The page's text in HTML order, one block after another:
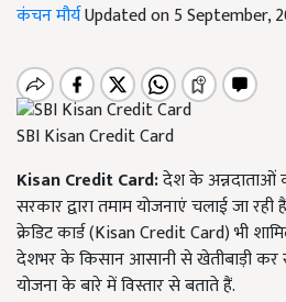
कंचन मौर्यUpdated on 5 September,
SBI Kisan Credit Card
Kisan Credit Card:देश के अन्नदाताओं
सरकार द्वारा तमाम योजनाएं चलाई जा
क्रेडिट कार्ड (Kisan Credit Card) भी
देशभर के किसान आसानी से खेतीबाड़ी कर
योजना के बारे में विस्तार से बताते हैं.